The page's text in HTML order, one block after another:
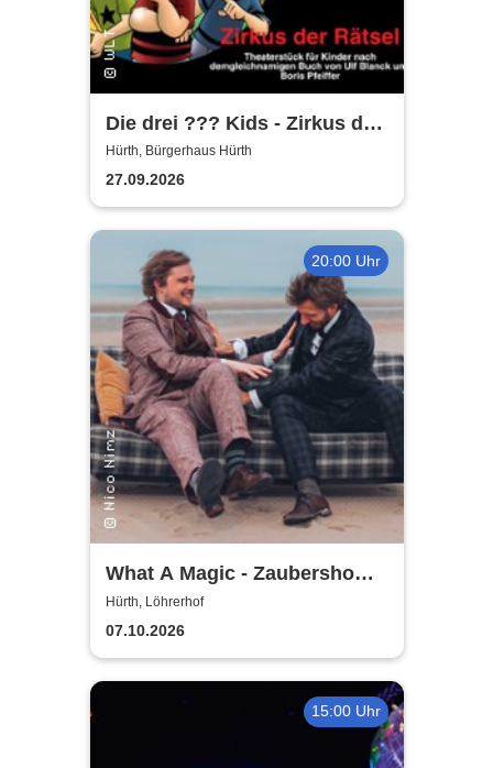
Die drei ??? Kids - Zirkus der
Rätsel | Bürgerhaus Hürth
Hürth, Bürgerhaus Hürth
27.09.2026
20:00 Uhr
What A Magic - Zaubershow
mit Toby Rudolph und Nico
Nimz
Hürth, Löhrerhof
07.10.2026
15:00 Uhr